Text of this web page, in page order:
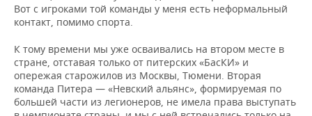
Вот с игроками той команды у меня есть неформальный
контакт, помимо спорта.
К тому времени мы уже осваивались на втором месте в
стране, отставая только от питерских «БасКИ» и
опережая старожилов из Москвы, Тюмени. Вторая
команда Питера — «Невский альянс», формируемая по
большей части из легионеров, не имела права выступать